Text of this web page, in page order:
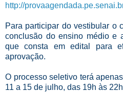
http://
Para participar do vestibular o
conclusão do ensino médio e
que consta em edital para
aprovação.
O processo seletivo terá
11 a 15 de julho, das 19h às